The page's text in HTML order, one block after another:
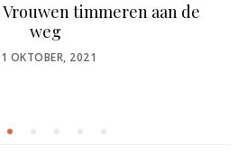
Vrouwen timmeren aan de
weg
OKTOBER, 2021